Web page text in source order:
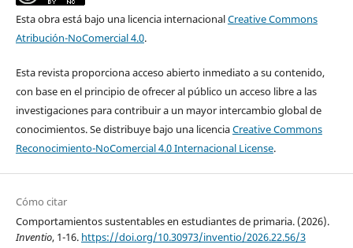
Esta obra está bajo una licencia internacionalCreative Commons
Atribución-NoComercial 4.0.
Esta revista proporciona acceso abierto inmediato a su contenido,
con base en el principio de ofrecer al público un acceso libre a las
investigaciones para contribuir a un mayor intercambio global de
conocimientos. Se distribuye bajo una licenciaCreative Commons
Reconocimiento-NoComercial 4.0 Internacional License.
Cómo citar
Comportamientos sustentables en estudiantes de primaria. (2026).
Inventio, 1-16. https://doi.org/10.30973/inventio/2026.22.56/3